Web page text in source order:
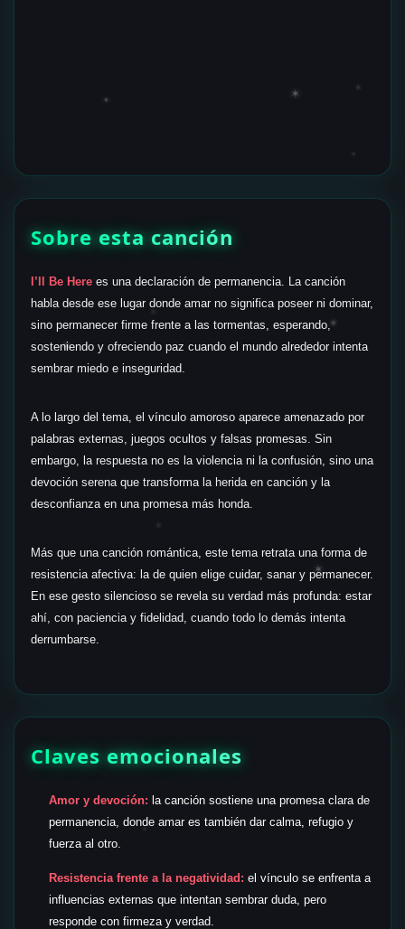
✶
✶
✶
✶
✶
✶
✶
✶
Sobre esta canción
I’ll Be Here es una declaración de permanencia. La canción
habla desde ese lugar donde amar no significa poseer ni dominar,
sino permanecer firme frente a las tormentas, esperando,
sosteniendo y ofreciendo paz cuando el mundo alrededor intenta
sembrar miedo e inseguridad.
A lo largo del tema, el vínculo amoroso aparece amenazado por
palabras externas, juegos ocultos y falsas promesas. Sin
embargo, la respuesta no es la violencia ni la confusión, sino una
devoción serena que transforma la herida en canción y la
desconfianza en una promesa más honda.
Más que una canción romántica, este tema retrata una forma de
resistencia afectiva: la de quien elige cuidar, sanar y permanecer.
En ese gesto silencioso se revela su verdad más profunda: estar
ahí, con paciencia y fidelidad, cuando todo lo demás intenta
derrumbarse.
Claves emocionales
Amor y devoción: la canción sostiene una promesa clara de
permanencia, donde amar es también dar calma, refugio y
fuerza al otro.
Resistencia frente a la negatividad: el vínculo se enfrenta a
influencias externas que intentan sembrar duda, pero
responde con firmeza y verdad.